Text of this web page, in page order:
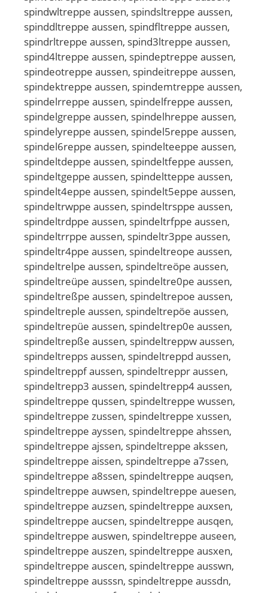
spindwltreppe aussen, spindsltreppe aussen,
spinddltreppe aussen, spindfltreppe aussen,
spindrltreppe aussen, spind3ltreppe aussen,
spind4ltreppe aussen, spindeptreppe aussen,
spindeotreppe aussen, spindeitreppe aussen,
spindektreppe aussen, spindemtreppe aussen,
spindelrreppe aussen, spindelfreppe aussen,
spindelgreppe aussen, spindelhreppe aussen,
spindelyreppe aussen, spindel5reppe aussen,
spindel6reppe aussen, spindelteeppe aussen,
spindeltdeppe aussen, spindeltfeppe aussen,
spindeltgeppe aussen, spindeltteppe aussen,
spindelt4eppe aussen, spindelt5eppe aussen,
spindeltrwppe aussen, spindeltrsppe aussen,
spindeltrdppe aussen, spindeltrfppe aussen,
spindeltrrppe aussen, spindeltr3ppe aussen,
spindeltr4ppe aussen, spindeltreope aussen,
spindeltrelpe aussen, spindeltreöpe aussen,
spindeltreüpe aussen, spindeltre0pe aussen,
spindeltreßpe aussen, spindeltrepoe aussen,
spindeltreple aussen, spindeltrepöe aussen,
spindeltrepüe aussen, spindeltrep0e aussen,
spindeltrepße aussen, spindeltreppw aussen,
spindeltrepps aussen, spindeltreppd aussen,
spindeltreppf aussen, spindeltreppr aussen,
spindeltrepp3 aussen, spindeltrepp4 aussen,
spindeltreppe qussen, spindeltreppe wussen,
spindeltreppe zussen, spindeltreppe xussen,
spindeltreppe ayssen, spindeltreppe ahssen,
spindeltreppe ajssen, spindeltreppe akssen,
spindeltreppe aissen, spindeltreppe a7ssen,
spindeltreppe a8ssen, spindeltreppe auqsen,
spindeltreppe auwsen, spindeltreppe auesen,
spindeltreppe auzsen, spindeltreppe auxsen,
spindeltreppe aucsen, spindeltreppe ausqen,
spindeltreppe auswen, spindeltreppe auseen,
spindeltreppe auszen, spindeltreppe ausxen,
spindeltreppe auscen, spindeltreppe ausswn,
spindeltreppe ausssn, spindeltreppe aussdn,